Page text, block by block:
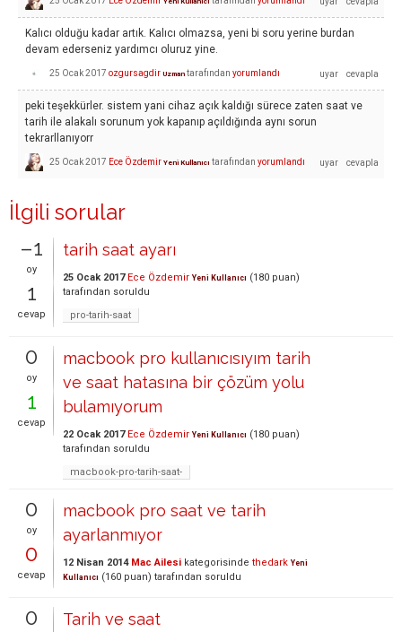
Kalıcı olduğu kadar artık. Kalıcı olmazsa, yeni bi soru yerine burdan
devam ederseniz yardımcı oluruz yine.
25 Ocak 2017 ozgursagdir Uzman tarafından yorumlandı
peki teşekkürler. sistem yani cihaz açık kaldığı sürece zaten saat ve
tarih ile alakalı sorunum yok kapanıp açıldığında aynı sorun
tekrarllanıyorr
25 Ocak 2017 Ece Özdemir Yeni Kullanıcı tarafından yorumlandı
İlgili sorular
–1
oy
1
cevap
tarih saat ayarı
25 Ocak 2017 Ece Özdemir Yeni Kullanıcı (180 puan)
tarafından soruldu
pro-tarih-saat
0
oy
1
cevap
macbook pro kullanıcısıyım tarih
ve saat hatasına bir çözüm yolu
bulamıyorum
22 Ocak 2017 Ece Özdemir Yeni Kullanıcı (180 puan)
tarafından soruldu
macbook-pro-tarih-saat-
0
oy
0
cevap
macbook pro saat ve tarih
ayarlanmıyor
12 Nisan 2014 Mac Ailesi kategorisinde thedark Yeni
Kullanıcı (160 puan) tarafından soruldu
0 Tarih ve saat